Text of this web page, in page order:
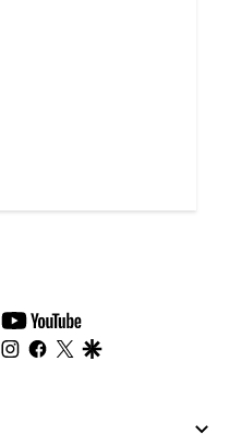
youtube-
footer
instagram
facebook
twitter